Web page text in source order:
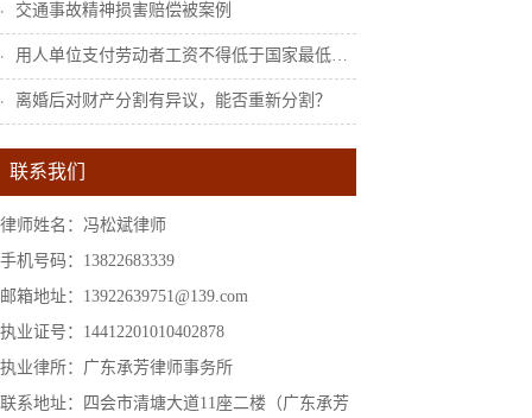
交通事故精神损害赔偿被案例
用人单位支付劳动者工资不得低于国家最低工...
离婚后对财产分割有异议，能否重新分割？
联系我们
律师姓名：冯松斌律师
手机号码：13822683339
邮箱地址：13922639751@139.com
执业证号：14412201010402878
执业律所：广东承芳律师事务所
联系地址：四会市清塘大道11座二楼（广东承芳